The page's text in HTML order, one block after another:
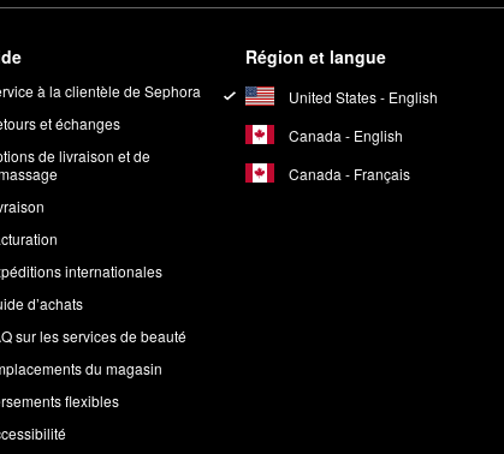
à la clientèle de Sephora
et échanges
de livraison et de
internationales
d’achats
sur les services de beauté
du magasin
flexibles
Région et langue
United States - English
Canada - English
Canada - Français